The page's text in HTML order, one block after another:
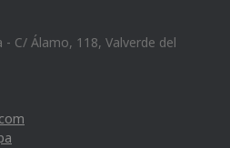
- C/ Álamo, 118, Valverde del